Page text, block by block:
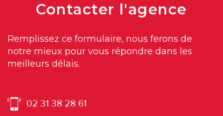
Contacter l'agence
Remplissez ce formulaire, nous ferons de
notre mieux pour vous répondre dans les
meilleurs délais.
02 31 38 28 61